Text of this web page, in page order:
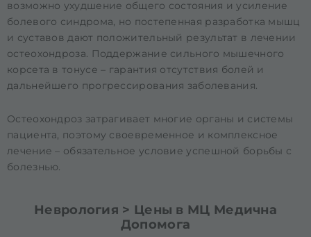
возможно ухудшение общего состояния и усиление
болевого синдрома, но постепенная разработка мышц
и суставов дают положительный результат в лечении
остеохондроза. Поддержание сильного мышечного
корсета в тонусе – гарантия отсутствия болей и
дальнейшего прогрессирования заболевания.
Остеохондроз затрагивает многие органы и системы
пациента, поэтому своевременное и комплексное
лечение – обязательное условие успешной борьбы с
болезнью.
Неврология > Цены в МЦ Медична
Допомога